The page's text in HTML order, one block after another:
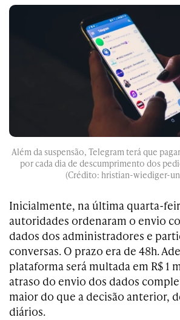
Além da suspensão, Telegram terá que
por cada dia de descumprimento dos
(Crédito: hristian-wiediger-
Inicialmente, na última quarta-
autoridades ordenaram o envio
dados dos administradores e
conversas. O prazo era de 48h.
plataforma será multada em R$ 1
atraso do envio dos dados
maior do que a decisão anterior,
diários.